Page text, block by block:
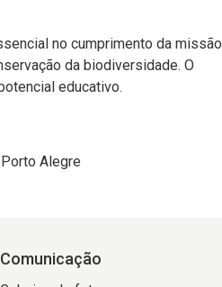
no cumprimento da missão
da biodiversidade. O
educativo.
Alegre
Comunicação